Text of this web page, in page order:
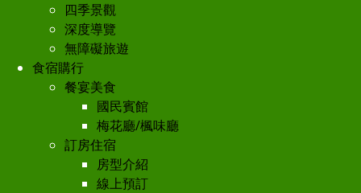
四季景觀
深度導覽
無障礙旅遊
食宿購行
餐宴美食
國民賓館
梅花廳/楓味廳
訂房住宿
房型介紹
線上預訂